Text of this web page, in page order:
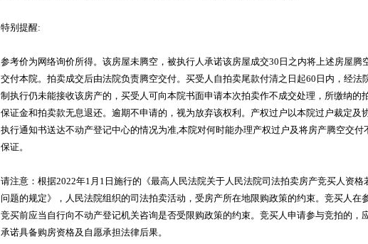
特别提醒:
参考价为网络询价所得。该房屋未腾空，被执行人承诺该房屋成交30日之内将上述房屋腾
交付本院。拍卖成交后由法院负责腾空交付。买受人自拍卖尾款付清之日起60日内，经法
制执行仍未能接收该房产的，买受人可向本院书面申请本次拍卖作不成交处理，所缴纳的
保证金和拍卖款无息退还。逾期不申请的，视为放弃该权利。产权过户以本院过户裁定及
执行通知书送达不动产登记中心的情况为准,本院对何时能办理产权过户及将房产腾空交付
保证。
请注意：根据2022年1月1日施行的《最高人民法院关于人民法院司法拍卖房产竞买人资格
问题的规定》，人民法院组织的司法拍卖活动，受房产所在地限购政策的约束。竞买人在
竞买前应当自行向不动产登记机关咨询是否受限购政策的约束。竞买人申请参与竞拍的，
承诺具备购房资格及自愿承担法律后果。